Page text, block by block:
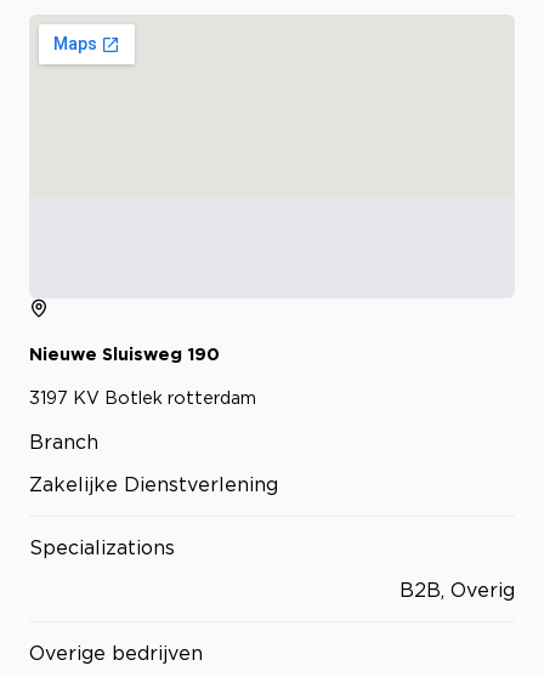
Nieuwe Sluisweg 190
3197 KV Botlek rotterdam
Branch
Zakelijke Dienstverlening
Specializations
B2B, Overig
Overige bedrijven